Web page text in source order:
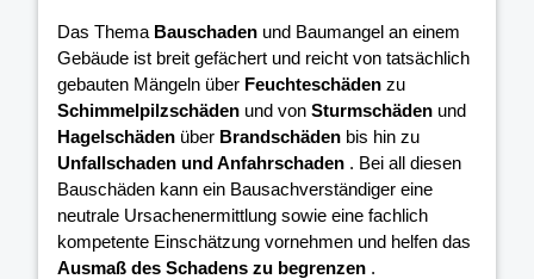
Das Thema Bauschaden und Baumangel an einem
Gebäude ist breit gefächert und reicht von tatsächlich
gebauten Mängeln über Feuchteschäden zu
Schimmelpilzschäden und von Sturmschäden und
Hagelschäden über Brandschäden bis hin zu
Unfallschaden und Anfahrschaden . Bei all diesen
Bauschäden kann ein Bausachverständiger eine
neutrale Ursachenermittlung sowie eine fachlich
kompetente Einschätzung vornehmen und helfen das
Ausmaß des Schadens zu begrenzen .